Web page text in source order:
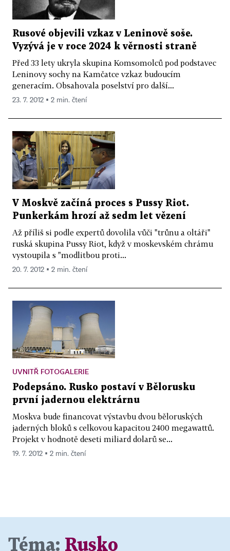
Rusové objevili vzkaz v Leninově soše.
Vyzývá je v roce 2024 k věrnosti straně
Před 33 lety ukryla skupina Komsomolců pod podstavec
Leninovy sochy na Kamčatce vzkaz budoucím
generacím. Obsahovala poselství pro další...
23. 7. 2012 ▪ 2 min. čtení
V Moskvě začíná proces s Pussy Riot.
Punkerkám hrozí až sedm let vězení
Až příliš si podle expertů dovolila vůči "trůnu a oltáři"
ruská skupina Pussy Riot, když v moskevském chrámu
vystoupila s "modlitbou proti...
20. 7. 2012 ▪ 2 min. čtení
UVNITŘ FOTOGALERIE
Podepsáno. Rusko postaví v Bělorusku
první jadernou elektrárnu
Moskva bude financovat výstavbu dvou běloruských
jaderných bloků s celkovou kapacitou 2400 megawattů.
Projekt v hodnotě deseti miliard dolarů se...
19. 7. 2012 ▪ 2 min. čtení
Téma: Rusko